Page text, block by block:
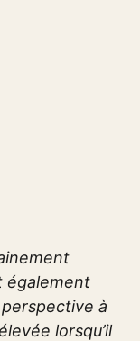
également
à
lorsqu’il